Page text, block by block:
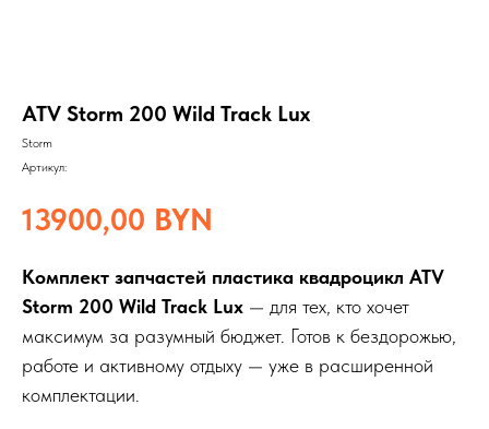
ATV Storm 200 Wild Track Lux
Storm
Артикул:
13900,00 BYN
Комплект запчастей пластика квадроцикл ATV
Storm 200 Wild Track Lux — для тех, кто хочет
максимум за разумный бюджет. Готов к бездорожью,
работе и активному отдыху — уже в расширенной
комплектации.